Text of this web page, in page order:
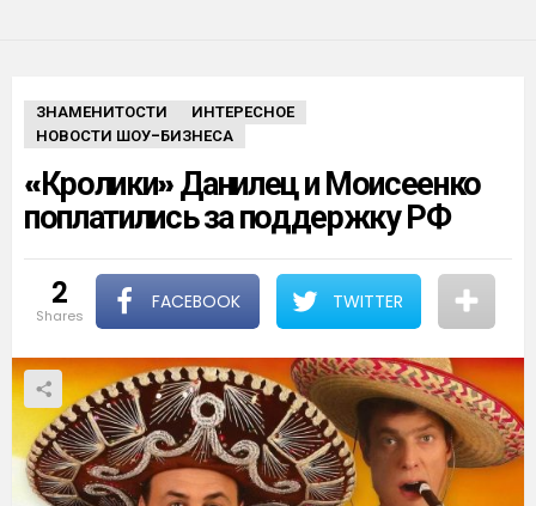
ЗНАМЕНИТОСТИ
ИНТЕРЕСНОЕ
НОВОСТИ ШОУ-БИЗНЕСА
«Кролики» Данилец и Моисеенко
поплатились за поддержку РФ
2
shares
FACEBOOK TWITTER